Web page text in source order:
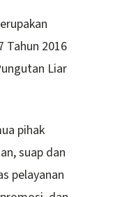
Tahun 2016
Liar
pihak
suap dan
pelayanan